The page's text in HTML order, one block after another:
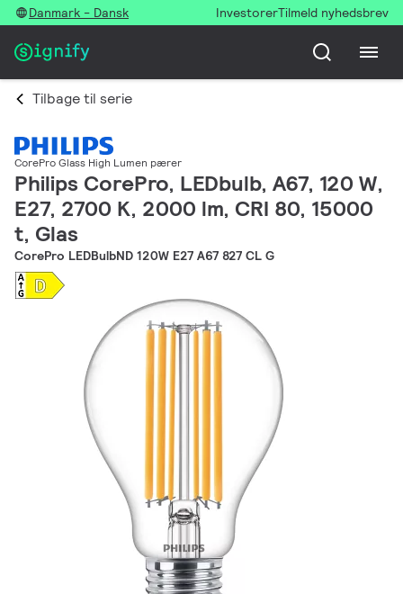
Danmark - Dansk InvestorerTilmeld nyhedsbrev
Tilbage til serie
CorePro Glass High Lumen pærer
Philips CorePro, LEDbulb, A67, 120 W,
E27, 2700 K, 2000 lm, CRI 80, 15000
t, Glas
CorePro LEDBulbND 120W E27 A67 827 CL G